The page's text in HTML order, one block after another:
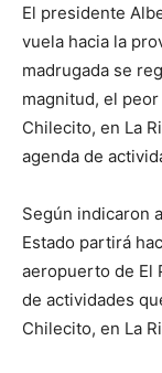
El presidente
vuela hacia la
madrugada se
magnitud, el
Chilecito, en La
agenda de
Según indicaron
Estado partirá
aeropuerto de El
de actividades
Chilecito, en La